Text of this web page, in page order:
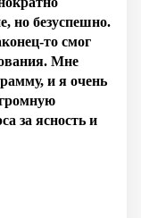
но безуспешно.
то смог
Мне
и я очень
за ясность и